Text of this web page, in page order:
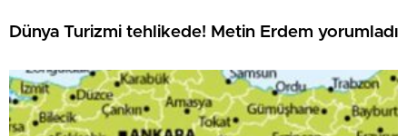
Dünya Turizmi tehlikede! Metin Erdem yorumladı